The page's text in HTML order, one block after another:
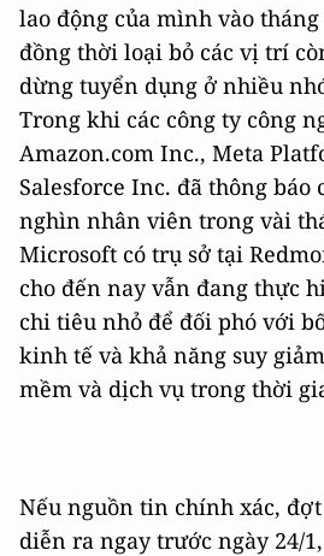
lao động của mình vào tháng
đồng thời loại bỏ các vị trí
dừng tuyển dụng ở nhiều
Trong khi các công ty công
Amazon.com Inc., Meta
Salesforce Inc. đã thông báo
nghìn nhân viên trong vài
Microsoft có trụ sở tại
cho đến nay vẫn đang thực
chi tiêu nhỏ để đối phó với
kinh tế và khả năng suy
mềm và dịch vụ trong thời
Nếu nguồn tin chính xác,
diễn ra ngay trước ngày 24/